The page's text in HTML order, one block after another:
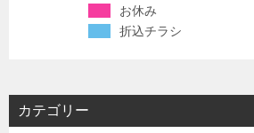
お休み
折込チラシ
カテゴリー